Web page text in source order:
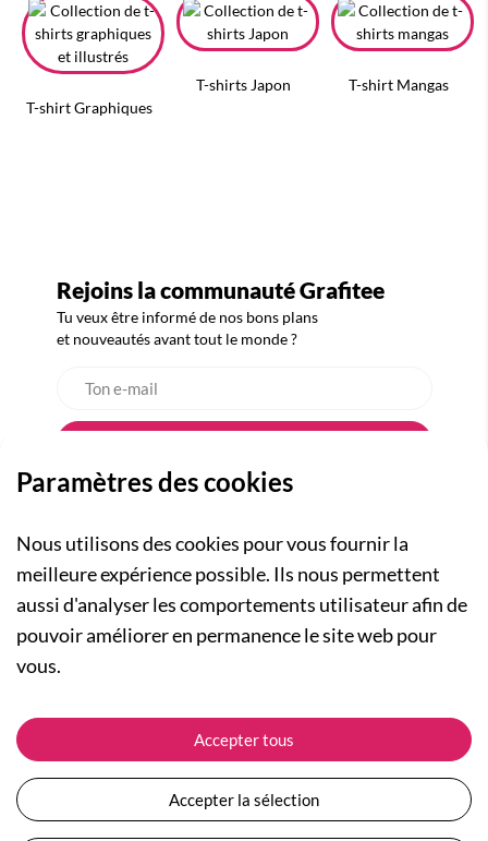
T-shirt Graphiques
T-shirts Japon T-shirt Mangas
Rejoins la communauté Grafitee
Tu veux être informé de nos bons plans
et nouveautés avant tout le monde ?
A PROPOS
Qui sommes-nous ?
Actualités
Nos engagements
Plan du site
Devenir revendeur
NOS RUBRIQUES
Collection Femme
Collection Enfants
Les Totebags
Nos différents thèmes
ASSISTANCE
Suivre ma commande
Expédition et livraison
Retour et remboursement
Paramètres des cookies
Nous utilisons des cookies pour vous fournir la
meilleure expérience possible. Ils nous permettent
aussi d'analyser les comportements utilisateur afin de
pouvoir améliorer en permanence le site web pour
vous.
Accepter tous
Accepter la sélection